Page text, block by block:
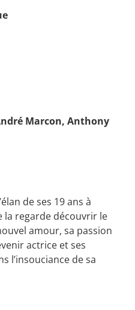
Marcon, Anthony
de ses 19 ans à
la regarde découvrir le
amour, sa passion
actrice et ses
l’insouciance de sa